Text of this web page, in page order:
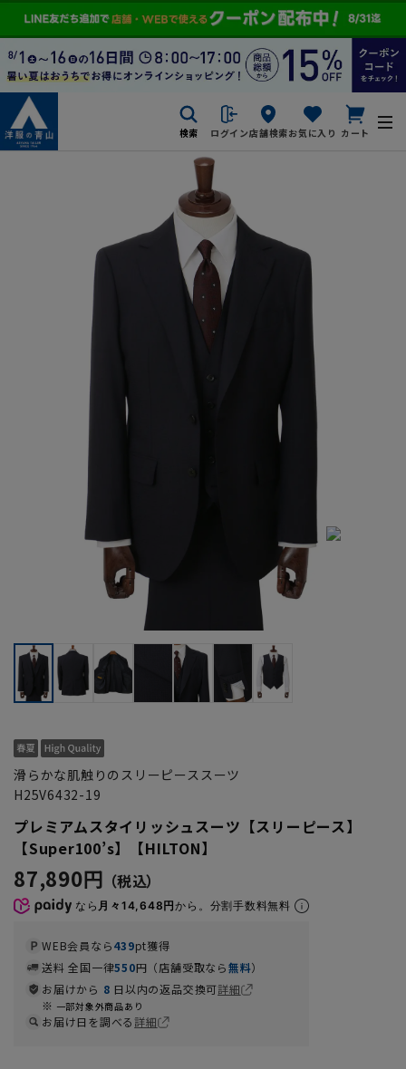
検索 ログイン店舗検索お気に入り カート
滑らかな肌触りのスリーピーススーツ
H25V6432-19
プレミアムスタイリッシュスーツ【スリーピース】
【Super100’s】【HILTON】
87,890円
なら 月々14,648円から。分割手数料無料
WEB会員なら439pt獲得
送料 全国一律550円（店舗受取なら無料）
お届けから 8 日以内の返品交換可詳細
一部対象外商品あり
お届け日を調べる詳細